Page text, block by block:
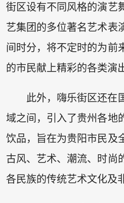
街区设有不同风格的演艺
艺集团的多位著名艺术表
间时分，将不定时的为前
的市民献上精彩的各类演
此外，嗨乐街区还在
域之间，引入了贵州各地
饮品，旨在为贵阳市民及
古风、艺术、潮流、时尚
各民族的传统艺术文化及